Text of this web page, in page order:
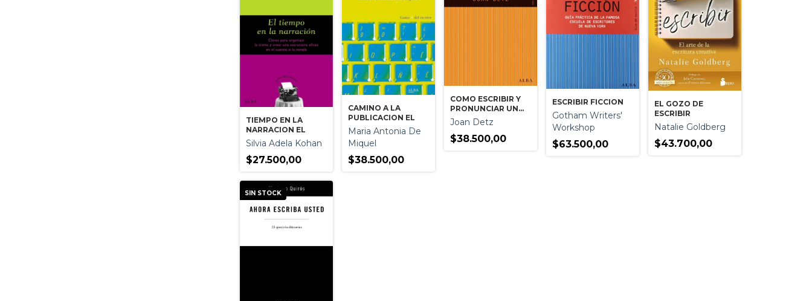
TIEMPO EN LA
NARRACION EL
Silvia Adela Kohan
$27.500,00
CAMINO A LA
PUBLICACION EL
Maria Antonia De
Miquel
$38.500,00
COMO ESCRIBIR Y
PRONUNCIAR UN
DISCURSO
Joan Detz
$38.500,00
ESCRIBIR FICCION
Gotham Writers'
Workshop
$63.500,00
EL GOZO DE
ESCRIBIR
Natalie Goldberg
$43.700,00
SIN STOCK